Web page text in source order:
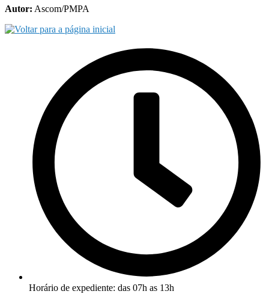
Autor: Ascom/PMPA
Horário de expediente: das 07h as 13h